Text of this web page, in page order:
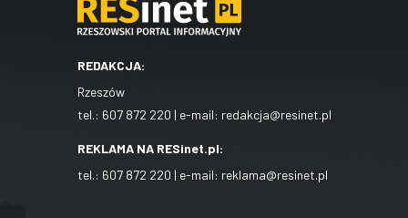
REDAKCJA:
Rzeszów
tel.: 607 872 220 | e-mail: redakcja@resinet.pl
REKLAMA NA RESinet.pl:
tel.: 607 872 220 | e-mail: reklama@resinet.pl